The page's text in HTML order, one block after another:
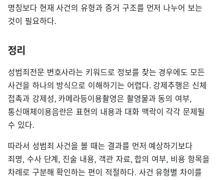
명칭보다 현재 사건의 유형과 증거 구조를 먼저 나누어 보는
것이 필요하다.
정리
성범죄전문 변호사라는 키워드로 정보를 찾는 경우에도 모든
사건을 하나의 방식으로 이해하기는 어렵다. 강제추행은 신체
접촉과 강제성, 카메라등이용촬영은 촬영물과 동의 여부,
통신매체이용음란은 표현의 내용과 대화 맥락이 각각 문제될
수 있다.
따라서 성범죄 사건을 볼 때는 결과를 먼저 예상하기보다
죄명, 수사 단계, 진술 내용, 객관 자료, 합의 여부, 비용 항목을
차례로 구분해 확인하는 편이 적절하다. 사건 유형별 차이를